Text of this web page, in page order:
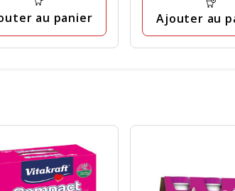
au panier Ajouter au